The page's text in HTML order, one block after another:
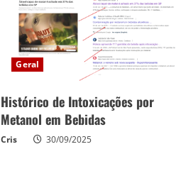
Geral
Histórico de Intoxicações por
Metanol em Bebidas
Cris 30/09/2025